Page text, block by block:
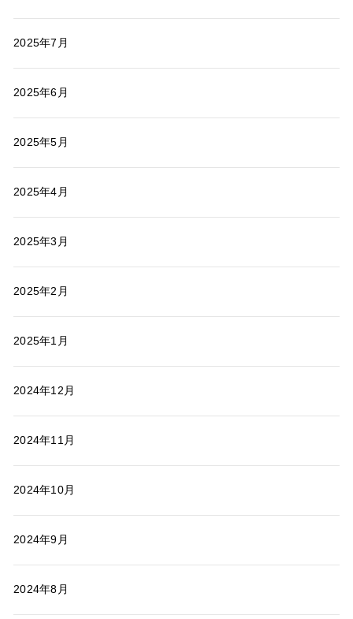
2025年7月
2025年6月
2025年5月
2025年4月
2025年3月
2025年2月
2025年1月
2024年12月
2024年11月
2024年10月
2024年9月
2024年8月